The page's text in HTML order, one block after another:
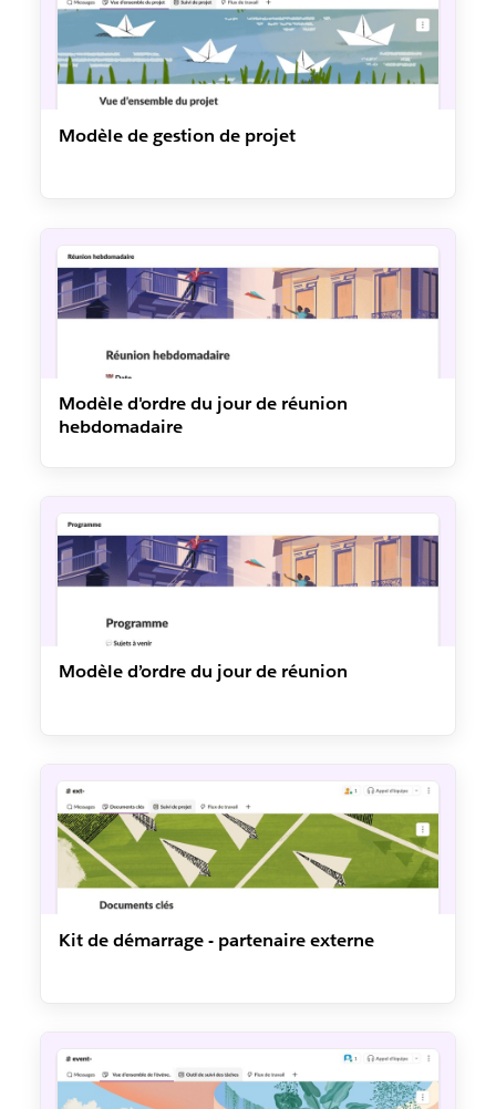
Modèle de gestion de projet
Modèle d'ordre du jour de réunion
hebdomadaire
Modèle d’ordre du jour de réunion
Kit de démarrage - partenaire externe